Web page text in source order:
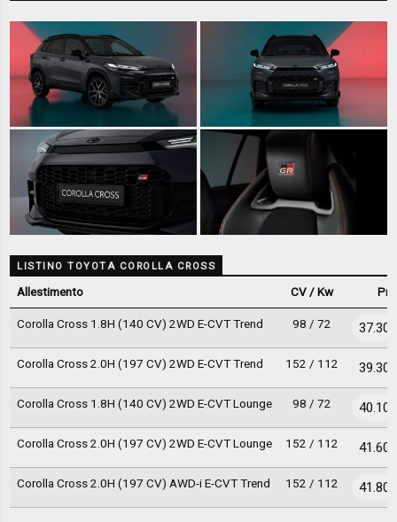
LISTINO TOYOTA COROLLA CROSS
Allestimento CV / Kw
Corolla Cross 1.8H (140 CV) 2WD E-CVT Trend 98 / 72
Corolla Cross 2.0H (197 CV) 2WD E-CVT Trend 152 / 112
Corolla Cross 1.8H (140 CV) 2WD E-CVT Lounge 98 / 72
Corolla Cross 2.0H (197 CV) 2WD E-CVT Lounge 152 / 112
Corolla Cross 2.0H (197 CV) AWD-i E-CVT Trend 152 / 112